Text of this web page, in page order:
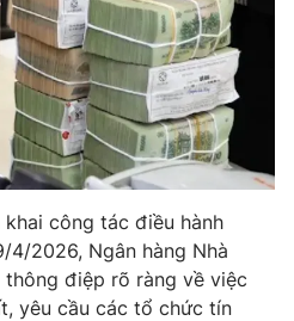
công tác điều hành
4/2026, Ngân hàng Nhà
điệp rõ ràng về việc
yêu cầu các tổ chức tín